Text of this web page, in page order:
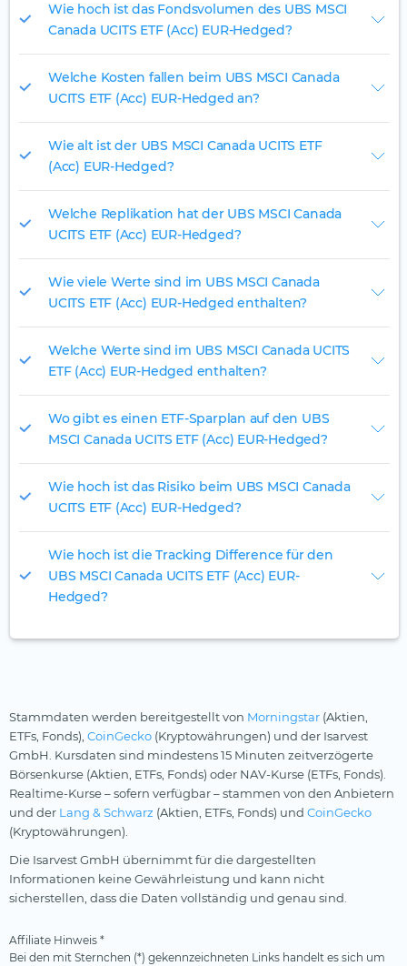
Wie hoch ist das Fondsvolumen des UBS MSCI
Canada UCITS ETF (Acc) EUR-Hedged?
Welche Kosten fallen beim UBS MSCI Canada
UCITS ETF (Acc) EUR-Hedged an?
Wie alt ist der UBS MSCI Canada UCITS ETF
(Acc) EUR-Hedged?
Welche Replikation hat der UBS MSCI Canada
UCITS ETF (Acc) EUR-Hedged?
Wie viele Werte sind im UBS MSCI Canada
UCITS ETF (Acc) EUR-Hedged enthalten?
Welche Werte sind im UBS MSCI Canada UCITS
ETF (Acc) EUR-Hedged enthalten?
Wo gibt es einen ETF-Sparplan auf den UBS
MSCI Canada UCITS ETF (Acc) EUR-Hedged?
Wie hoch ist das Risiko beim UBS MSCI Canada
UCITS ETF (Acc) EUR-Hedged?
Wie hoch ist die Tracking Difference für den
UBS MSCI Canada UCITS ETF (Acc) EUR-
Hedged?
Stammdaten werden bereitgestellt von Morningstar (Aktien,
ETFs, Fonds), CoinGecko (Kryptowährungen) und der Isarvest
GmbH. Kursdaten sind mindestens 15 Minuten zeitverzögerte
Börsenkurse (Aktien, ETFs, Fonds) oder NAV-Kurse (ETFs, Fonds).
Realtime-Kurse – sofern verfügbar – stammen von den Anbietern
und der Lang & Schwarz (Aktien, ETFs, Fonds) und CoinGecko
(Kryptowährungen).
Die Isarvest GmbH übernimmt für die dargestellten
Informationen keine Gewährleistung und kann nicht
sicherstellen, dass die Daten vollständig und genau sind.
Affiliate Hinweis *
Bei den mit Sternchen (*) gekennzeichneten Links handelt es sich um